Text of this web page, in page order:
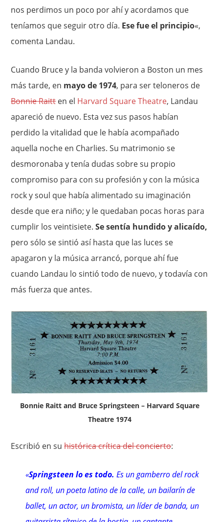
nos perdimos un poco por ahí y acordamos que
teníamos que seguir otro día. Ese fue el principio«,
comenta Landau.
Cuando Bruce y la banda volvieron a Boston un mes
más tarde, en mayo de 1974, para ser teloneros de
Bonnie Raitten el Harvard Square Theatre, Landau
apareció de nuevo. Esta vez sus pasos habían
perdido la vitalidad que le había acompañado
aquella noche en Charlies. Su matrimonio se
desmoronaba y tenía dudas sobre su propio
compromiso para con su profesión y con la música
rock y soul que había alimentado su imaginación
desde que era niño; y le quedaban pocas horas para
cumplir los veintisiete. Se sentía hundido y alicaído,
pero sólo se sintió así hasta que las luces se
apagaron y la música arrancó, porque ahí fue
cuando Landau lo sintió todo de nuevo, y todavía con
más fuerza que antes.
Bonnie Raitt and Bruce Springsteen – Harvard Square
Theatre 1974
Escribió en suhistórica crítica del concierto:
«Springsteen lo es todo. Es un gamberro del rock
and roll, un poeta latino de la calle, un bailarín de
ballet, un actor, un bromista, un líder de banda, un